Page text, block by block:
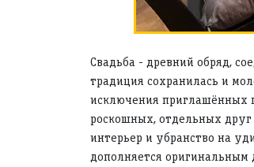
Свадьба - древний обряд,
традиция сохранилась и
исключения приглашённых
роскошных, отдельных
интерьер и убранство на
дополняется оригинальным